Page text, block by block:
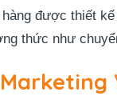
được thiết
thức như